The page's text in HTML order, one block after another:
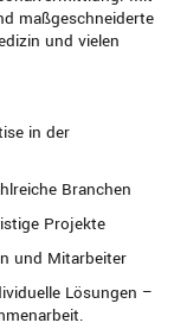
maßgeschneiderte
und vielen
in der
Branchen
Projekte
und Mitarbeiter
Lösungen –